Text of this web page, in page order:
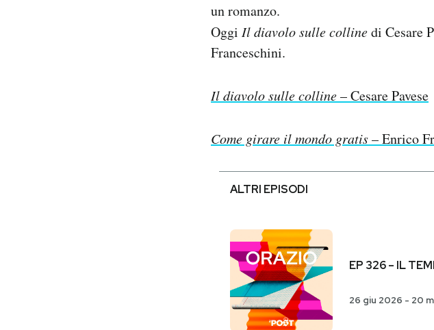
un romanzo.
Oggi Il diavolo sulle collinedi Cesare
Franceschini.
Il diavolo sulle colline– Cesare Pavese
Come girare il mondo gratis– Enrico
ALTRI EPISODI
EP 326 – IL
26 giu 2026 - 20